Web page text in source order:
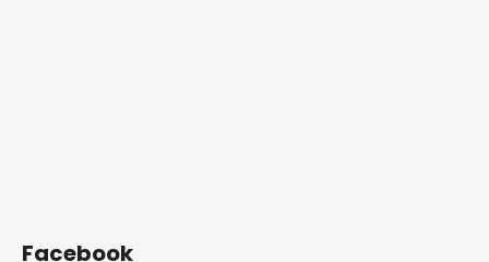
Facebook